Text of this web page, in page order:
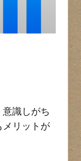
識しがち
メリットが